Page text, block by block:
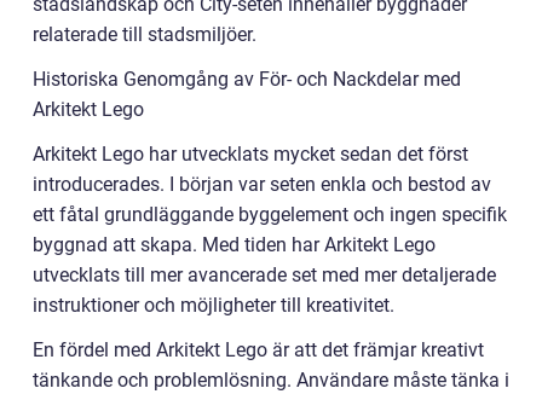
relaterade till stadsmiljöer.
Historiska Genomgång av För- och Nackdelar med
Arkitekt Lego
Arkitekt Lego har utvecklats mycket sedan det först
introducerades. I början var seten enkla och bestod av
ett fåtal grundläggande byggelement och ingen specifik
byggnad att skapa. Med tiden har Arkitekt Lego
utvecklats till mer avancerade set med mer detaljerade
instruktioner och möjligheter till kreativitet.
En fördel med Arkitekt Lego är att det främjar kreativt
tänkande och problemlösning. Användare måste tänka i